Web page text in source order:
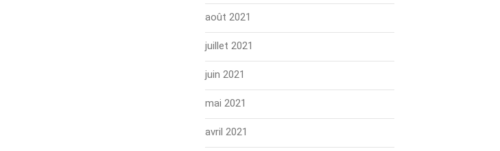
août 2021
juillet 2021
juin 2021
mai 2021
avril 2021